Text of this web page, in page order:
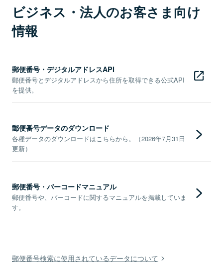
ビジネス・法人のお客さま向け
情報
郵便番号・デジタルアドレスAPI
郵便番号とデジタルアドレスから住所を取得できる公式API
を提供。
郵便番号データのダウンロード
各種データのダウンロードはこちらから。（2026年7月31日
更新）
郵便番号・バーコードマニュアル
郵便番号や、バーコードに関するマニュアルを掲載していま
す。
郵便番号検索に使用されているデータについて